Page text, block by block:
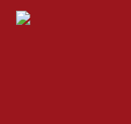
Skip